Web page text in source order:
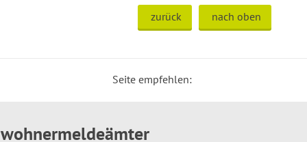
zurück nach oben
Seite empfehlen: